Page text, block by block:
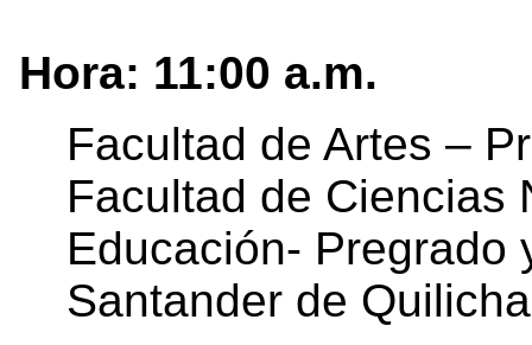
Hora: 11:00 a.m.
Facultad de Artes –
Facultad de Ciencias
Educación- Pregrado
Santander de